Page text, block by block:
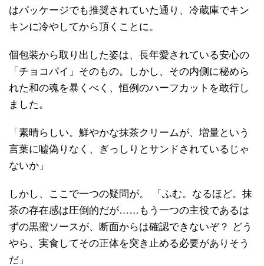
はパッケージでも推奨されていた通り、冷蔵庫でキン
キンに冷やしてから頂くことに。
個包装から取り出した姿は、長年愛されている安心の
「チョコパイ」そのもの。しかし、その内側に秘めら
れた和の魂を暴くべく、恒例のハーフカットを敢行し
ました。
「素晴らしい。鮮やかな抹茶クリームが、増量という
言葉に嘘偽りなく、ぎっしりとサンドされているじゃ
ないか」
しかし、ここで一つの疑問が。 「ふむ。なるほど。抹
茶の存在感は圧倒的だが……もう一つの主役であるは
ずの黒蜜ソースが、断面からは確認できないぞ？ どう
やら、実食してその正体を突き止める必要がありそう
だ」